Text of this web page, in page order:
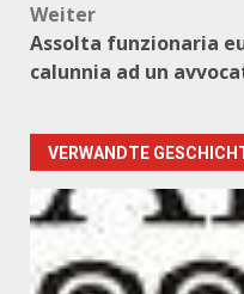
Weiter
Assolta funzionaria
calunnia ad un
VERWANDTE